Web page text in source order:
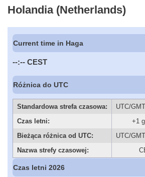
Holandia (Netherlands)
Current time in Haga
--:-- CEST
Różnica do UTC
Standardowa strefa czasowa:
UTC/
Czas letni:
+1
Bieżąca różnica od UTC:
UTC/
Nazwa strefy czasowej:
Czas letni 2026